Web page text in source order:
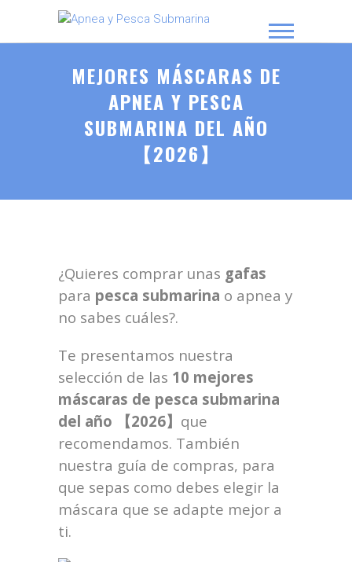
APNEA Y PESCA SUBMARINA
MEJORES MÁSCARAS DE
APNEA Y PESCA
SUBMARINA DEL AÑO
【2026】
¿Quieres comprar unas gafas
para pesca submarina o apnea y
no sabes cuáles?.
Te presentamos nuestra
selección de las 10 mejores
máscaras de pesca submarina
del año 【2026】 que
recomendamos. También
nuestra guía de compras, para
que sepas como debes elegir la
máscara que se adapte mejor a
ti.